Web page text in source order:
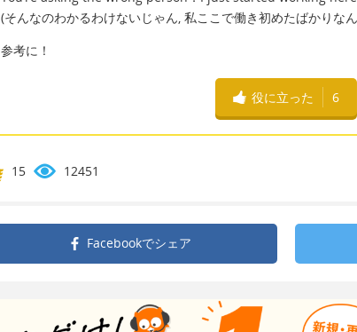
(そんなのわかるわけないじゃん, 私ここで働き初めたばかりなん
参考に！
役に立った 6
15 12451
Facebookでシェア